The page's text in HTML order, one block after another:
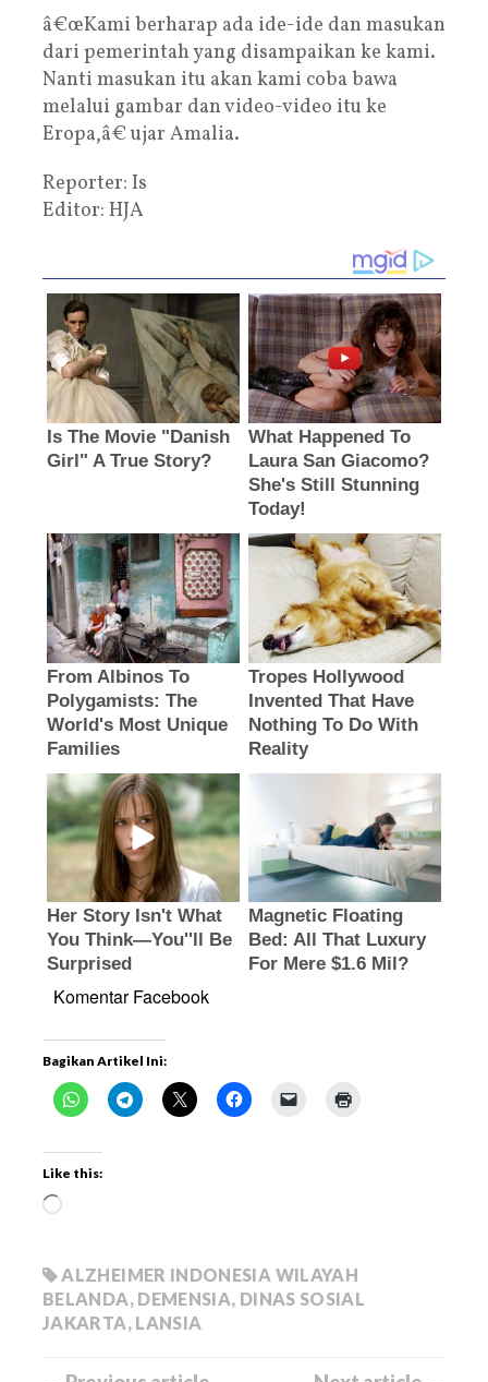
â€œKami berharap ada ide-ide dan masukan
dari pemerintah yang disampaikan ke kami.
Nanti masukan itu akan kami coba bawa
melalui gambar dan video-video itu ke
Eropa,â€ ujar Amalia.
Reporter: Is
Editor: HJA
Komentar Facebook
Bagikan Artikel Ini:
Like this:
ALZHEIMER INDONESIA WILAYAH
BELANDA, DEMENSIA, DINAS SOSIAL
JAKARTA, LANSIA